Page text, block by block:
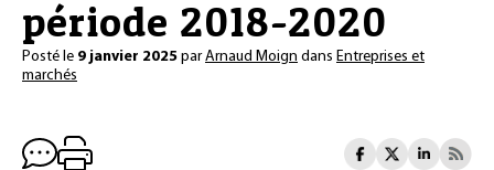
période 2018-2020
Posté le 9 janvier 2025 parArnaud Moign dans Entreprises et
marchés